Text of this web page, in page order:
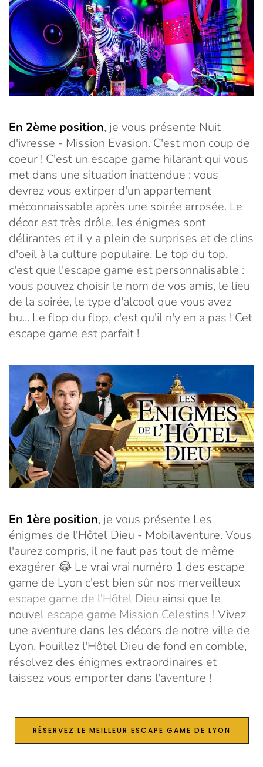
En 2ème position, je vous présente Nuit
d'ivresse - Mission Evasion. C'est mon coup de
coeur ! C'est un escape game hilarant qui vous
met dans une situation inattendue : vous
devrez vous extirper d'un appartement
méconnaissable après une soirée arrosée. Le
décor est très drôle, les énigmes sont
délirantes et il y a plein de surprises et de clins
d'oeil à la culture populaire. Le top du top,
c'est que l'escape game est personnalisable :
vous pouvez choisir le nom de vos amis, le lieu
de la soirée, le type d'alcool que vous avez
bu... Le flop du flop, c'est qu'il n'y en a pas ! Cet
escape game est parfait !
En 1ère position, je vous présente Les
énigmes de l'Hôtel Dieu - Mobilaventure. Vous
l'aurez compris, il ne faut pas tout de même
exagérer 😂 Le vrai vrai numéro 1 des escape
game de Lyon c'est bien sûr nos merveilleux
escape game de l'Hôtel Dieu ainsi que le
nouvel escape game Mission Celestins ! Vivez
une aventure dans les décors de notre ville de
Lyon. Fouillez l'Hôtel Dieu de fond en comble,
résolvez des énigmes extraordinaires et
laissez vous emporter dans l'aventure !
RÉSERVEZ LE MEILLEUR ESCAPE GAME DE LYON